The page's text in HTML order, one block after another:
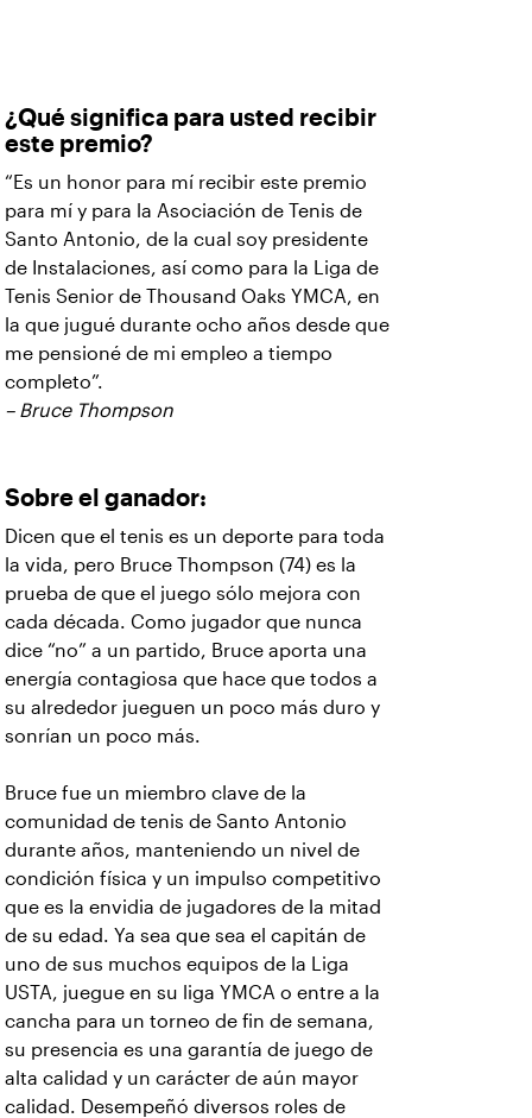
¿Qué significa para usted recibir
este premio?
“Es un honor para mí recibir este premio
para mí y para la Asociación de Tenis de
Santo Antonio, de la cual soy presidente
de Instalaciones, así como para la Liga de
Tenis Senior de Thousand Oaks YMCA, en
la que jugué durante ocho años desde que
me pensioné de mi empleo a tiempo
completo”.
– Bruce Thompson
Sobre el ganador:
Dicen que el tenis es un deporte para toda
la vida, pero Bruce Thompson (74) es la
prueba de que el juego sólo mejora con
cada década. Como jugador que nunca
dice “no” a un partido, Bruce aporta una
energía contagiosa que hace que todos a
su alrededor jueguen un poco más duro y
sonrían un poco más.
Bruce fue un miembro clave de la
comunidad de tenis de Santo Antonio
durante años, manteniendo un nivel de
condición física y un impulso competitivo
que es la envidia de jugadores de la mitad
de su edad. Ya sea que sea el capitán de
uno de sus muchos equipos de la Liga
USTA, juegue en su liga YMCA o entre a la
cancha para un torneo de fin de semana,
su presencia es una garantía de juego de
alta calidad y un carácter de aún mayor
calidad. Desempeñó diversos roles de